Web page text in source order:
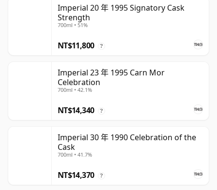
Imperial 20 年 1995 Signatory Cask
Strength
700ml • 51%
NT$11,800 ?
Imperial 23 年 1995 Carn Mor
Celebration
700ml • 42.1%
NT$14,340 ?
Imperial 30 年 1990 Celebration of the
Cask
700ml • 41.7%
NT$14,370 ?